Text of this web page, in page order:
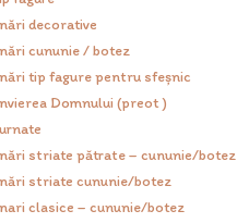
decorative
cununie / botez
tip fagure pentru sfeșnic
Domnului (preot )
striate pătrate – cununie/botez
striate cununie/botez
clasice – cununie/botez